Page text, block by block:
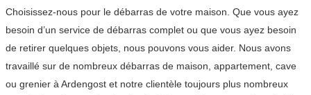
Choisissez-nous pour le débarras de votre maison. Que vous ayez
besoin d’un service de débarras complet ou que vous ayez besoin
de retirer quelques objets, nous pouvons vous aider. Nous avons
travaillé sur de nombreux débarras de maison, appartement, cave
ou grenier à Ardengost et notre clientèle toujours plus nombreux